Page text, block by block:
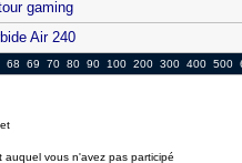
gaming
Air 240
68 69 70 80 90 100 200 300 400 500
vous n'avez pas participé